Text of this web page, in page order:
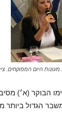
היום המפוקחים.
הבוקר (א׳)
הגדול ביותר